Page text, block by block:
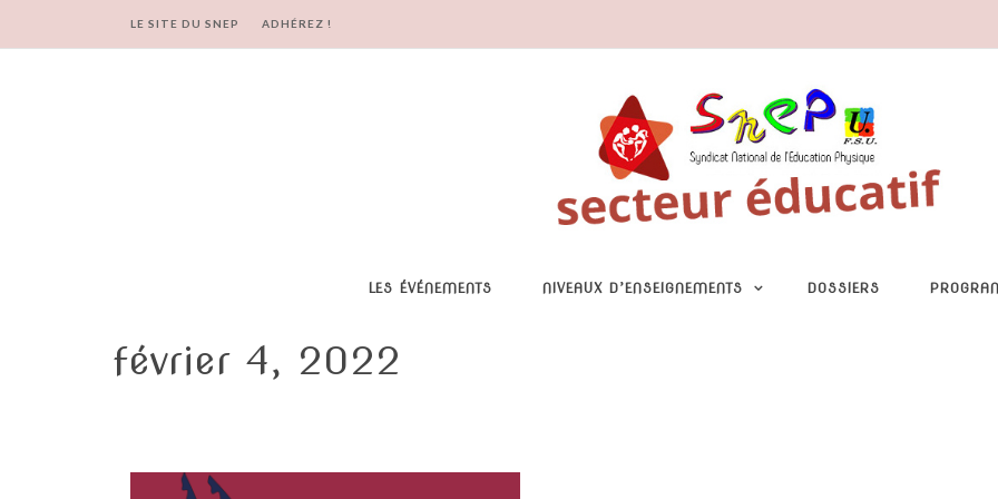
LE SITE DU SNEP ADHÉREZ !
LES ÉVÉNEMENTS NIVEAUX D’ENSEIGNEMENTS DOSSIERS
février 4, 2022